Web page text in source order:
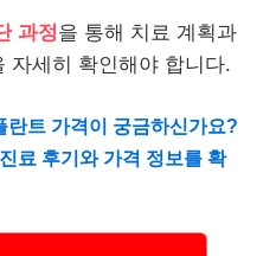
과정을 통해 치료 계획과
자세히 확인해야 합니다.
란트 가격이 궁금하신가요?
료 후기와 가격 정보를 확